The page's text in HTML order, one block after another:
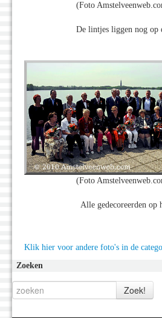
(Foto
De lintjes liggen nog op
(Foto
Alle gedecoreerden op
Klik hier voor andere foto's in de
Zoeken